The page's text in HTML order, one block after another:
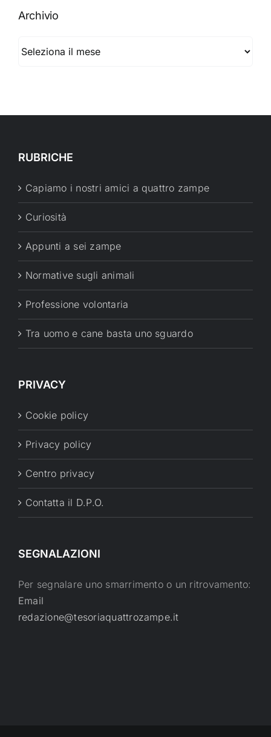
Archivio
RUBRICHE
Capiamo i nostri amici a quattro zampe
Curiosità
Appunti a sei zampe
Normative sugli animali
Professione volontaria
Tra uomo e cane basta uno sguardo
PRIVACY
Cookie policy
Privacy policy
Centro privacy
Contatta il D.P.O.
SEGNALAZIONI
Per segnalare uno smarrimento o un ritrovamento:
Email
redazione@tesoriaquattrozampe.it